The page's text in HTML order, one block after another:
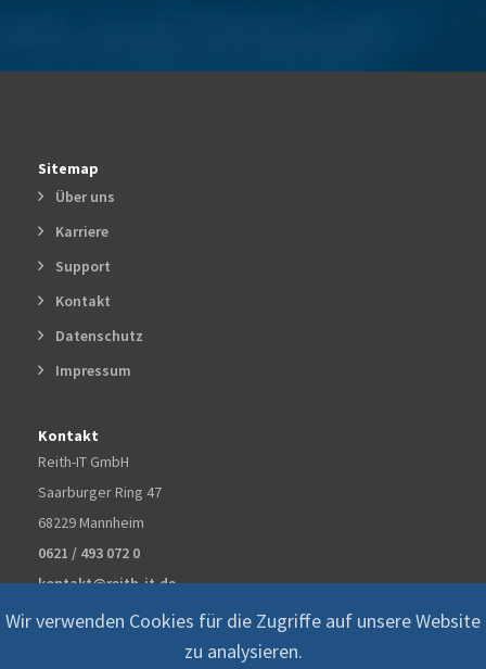
Sitemap
Über uns
Karriere
Support
Kontakt
Datenschutz
Impressum
Kontakt
Reith-IT GmbH
Saarburger Ring 47
68229 Mannheim
0621 / 493 072 0
kontakt@reith-it.de
Wir verwenden Cookies für die Zugriffe auf unsere Website
zu analysieren.